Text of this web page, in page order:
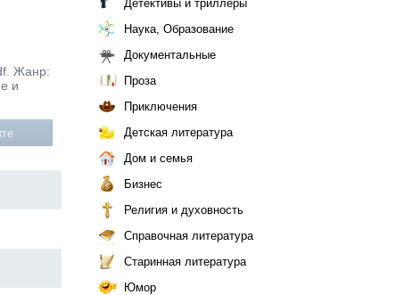
Жанр:
и
Детективы и триллеры
Наука, Образование
Документальные
Проза
Приключения
Детская литература
Дом и семья
Бизнес
Религия и духовность
Справочная литература
Старинная литература
Юмор